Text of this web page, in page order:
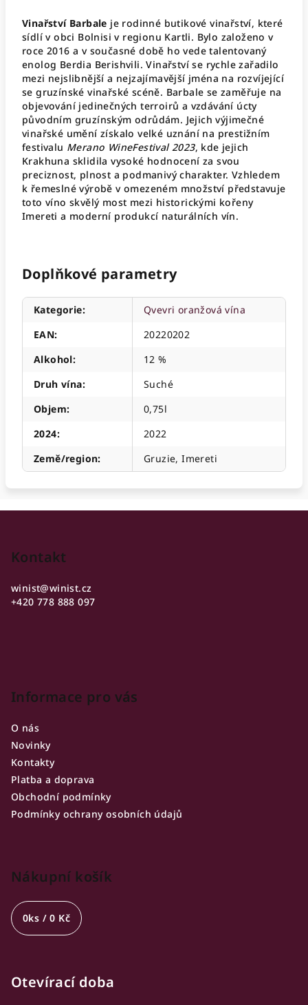
Vinařství Barbale je rodinné butikové vinařství, které
sídlí v obci Bolnisi v regionu Kartli. Bylo založeno v
roce 2016 a v současné době ho vede talentovaný
enolog Berdia Berishvili. Vinařství se rychle zařadilo
mezi nejslibnější a nejzajímavější jména na rozvíjející
se gruzínské vinařské scéně. Barbale se zaměřuje na
objevování jedinečných terroirů a vzdávání úcty
původním gruzínským odrůdám. Jejich výjimečné
vinařské umění získalo velké uznání na prestižním
festivalu Merano WineFestival 2023, kde jejich
Krakhuna sklidila vysoké hodnocení za svou
preciznost, plnost a podmanivý charakter. Vzhledem
k řemeslné výrobě v omezeném množství představuje
toto víno skvělý most mezi historickými kořeny
Imereti a moderní produkcí naturálních vín.
Doplňkové parametry
Kategorie:
Qvevri oranžová vína
EAN:
20220202
Alkohol:
12 %
Druh vína:
Suché
Objem:
0,75l
2024:
2022
Země/region: Gruzie, Imereti
Kontakt
winist@winist.cz
+420 778 888 097
Informace pro vás
O nás
Novinky
Kontakty
Platba a doprava
Obchodní podmínky
Podmínky ochrany osobních údajů
Nákupní košík
0ks /0 Kč
Otevírací doba